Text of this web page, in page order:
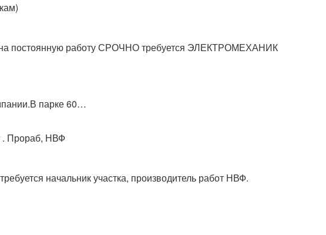
постоянную работу СРОЧНО требуется ЭЛЕКТРОМЕХАНИК
парке 60…
. Прораб, НВФ
начальник участка, производитель работ НВФ.